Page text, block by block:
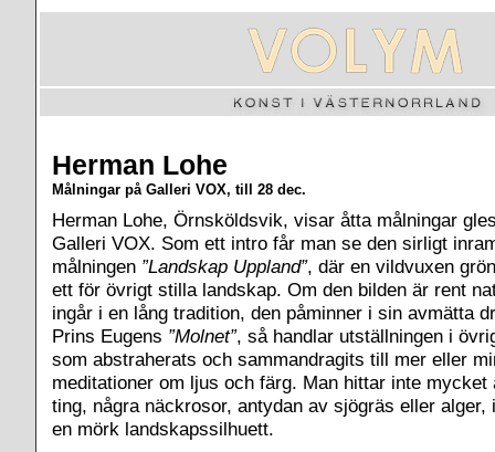
Herman Lohe
Målningar på Galleri VOX, till 28 dec.
Herman Lohe, Örnsköldsvik, visar åtta målningar
Galleri VOX. Som ett intro får man se den sirligt
målningen ”Landskap Uppland”, där en vildvuxen
ett för övrigt stilla landskap. Om den bilden är rent
ingår i en lång tradition, den påminner i sin avmätta
Prins Eugens ”Molnet”, så handlar utställningen i
som abstraherats och sammandragits till mer eller
meditationer om ljus och färg. Man hittar inte mycket
ting, några näckrosor, antydan av sjögräs eller alger,
en mörk landskapssilhuett.